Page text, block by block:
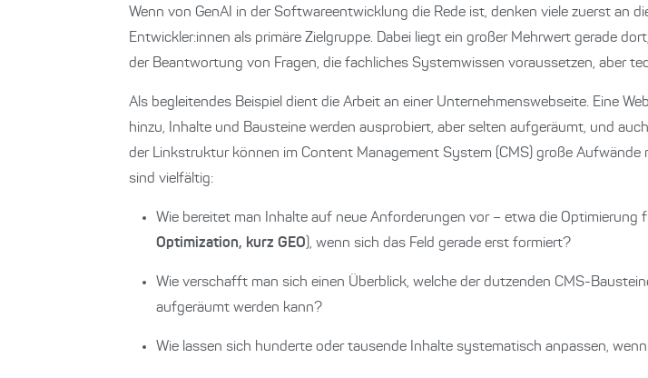
Wenn von GenAI in der Softwareentwicklung die Rede ist, denken viele zuerst an
Entwickler:innen als primäre Zielgruppe. Dabei liegt ein großer Mehrwert gerade
der Beantwortung von Fragen, die fachliches Systemwissen voraussetzen, aber
Als begleitendes Beispiel dient die Arbeit an einer Unternehmenswebseite. Eine
hinzu, Inhalte und Bausteine werden ausprobiert, aber selten aufgeräumt, und
der Linkstruktur können im Content Management System (CMS) große Aufwände
sind vielfältig:
Wie bereitet man Inhalte auf neue Anforderungen vor – etwa die Optimierung
Optimization, kurz GEO ), wenn sich das Feld gerade erst formiert?
Wie verschafft man sich einen Überblick, welche der dutzenden CMS-
aufgeräumt werden kann?
Wie lassen sich hunderte oder tausende Inhalte systematisch anpassen,